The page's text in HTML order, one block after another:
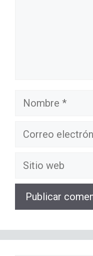
Nombre
Correo
Sitio